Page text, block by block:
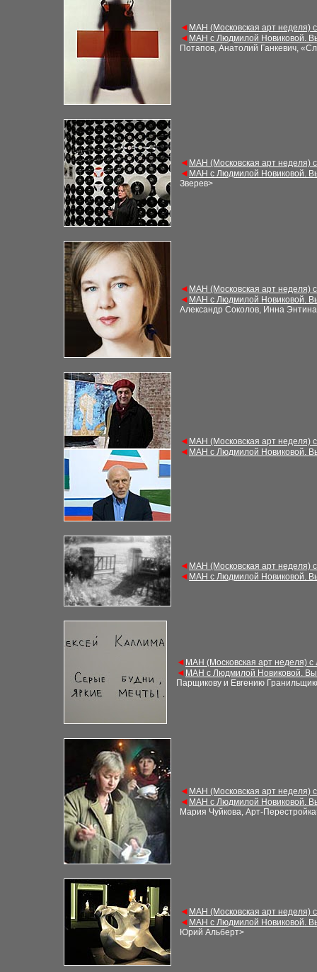
◄ МАН (Московская арт неделя)
◄ МАН с Людмилой Новиковой.
Потапов, Анатолий Ганкевич,
◄ МАН (Московская арт неделя)
◄ МАН с Людмилой Новиковой.
Зверев>
◄ МАН (Московская арт неделя)
◄ МАН с Людмилой Новиковой.
Александр Соколов, Инна
◄ МАН (Московская арт неделя)
◄ МАН с Людмилой Новиковой.
◄ МАН (Московская арт неделя)
◄ МАН с Людмилой Новиковой.
◄ МАН (Московская арт неделя)
◄ МАН с Людмилой Новиковой.
Парщикову и Евгению
◄ МАН (Московская арт неделя)
◄ МАН с Людмилой Новиковой.
Мария Чуйкова, Арт-Перестройка
◄ МАН (Московская арт неделя)
◄ МАН с Людмилой Новиковой.
Юрий Альберт>